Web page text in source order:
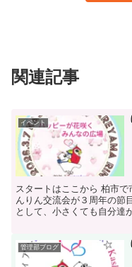
関連記事
イベント
スタートはここから 柏市
んりん交流会が３周年の節
として、小さくても自分達
管理部ブログ